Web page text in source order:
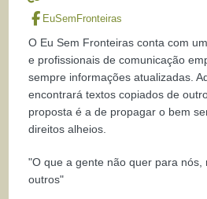
EuSemFronteiras
O Eu Sem Fronteiras conta com
e profissionais de comunicação
sempre informações atualizadas.
encontrará textos copiados de
proposta é a de propagar o bem
direitos alheios.
"O que a gente não quer para nós,
outros"